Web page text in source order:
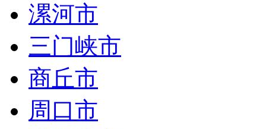
漯河市
三门峡市
商丘市
周口市